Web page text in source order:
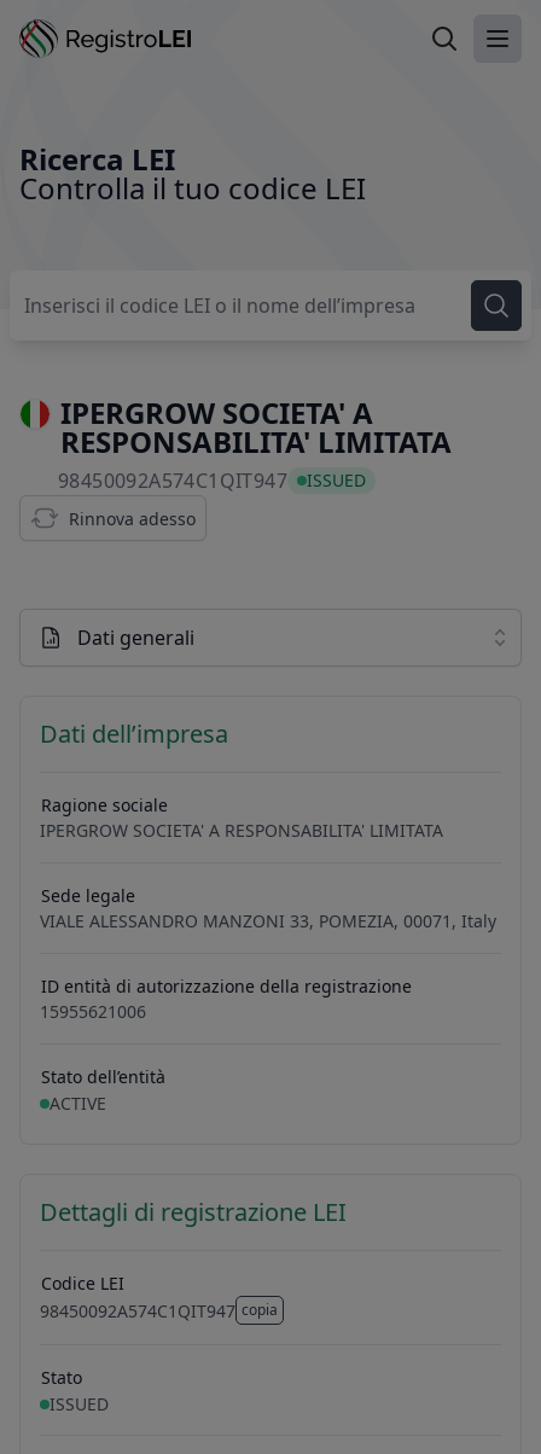
Ricerca LEI
Apri
Ricerca LEI
Controlla il tuo codice LEI
IPERGROW SOCIETA' A
RESPONSABILITA' LIMITATA
98450092A574C1QIT94798450092A574C1QIT947
ISSUED
Rinnova adesso
Dati generali
Dati dell’impresa
Ragione sociale
IPERGROW SOCIETA' A RESPONSABILITA' LIMITATA
Sede legale
VIALE ALESSANDRO MANZONI 33, POMEZIA, 00071, Italy
ID entità di autorizzazione della registrazione
15955621006
Stato dell’entità
ACTIVE
Dettagli di registrazione LEI
Codice LEI
98450092A574C1QIT947 copia
98450092A574C1QIT947
Stato
ISSUED